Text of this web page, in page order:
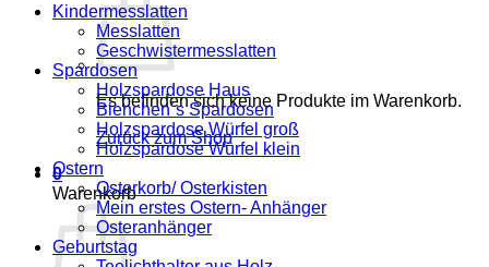
Es befinden sich keine Produkte im Warenkorb.
Zurück zum Shop
0
Warenkorb
Kindermesslatten
Messlatten
Geschwistermesslatten
Spardosen
Holzspardose Haus
Bienchen´s Spardosen
Holzspardose Würfel groß
Holzspardose Würfel klein
Ostern
Osterkorb/ Osterkisten
Mein erstes Ostern- Anhänger
Osteranhänger
Geburtstag